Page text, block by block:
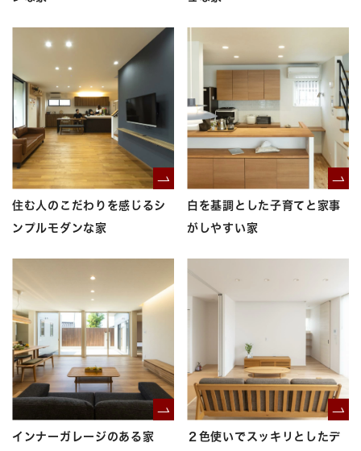
住む人のこだわりを感じるシ
ンプルモダンな家
白を基調とした子育てと家事
がしやすい家
インナーガレージのある家
２色使いでスッキリとしたデ